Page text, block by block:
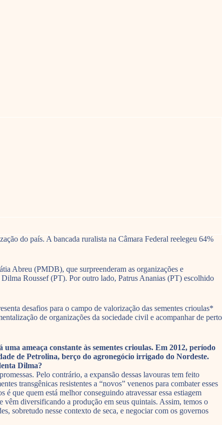
do país. A bancada ruralista na Câmara Federal reelegeu 64%
Abreu (PMDB), que surpreenderam as organizações e
Roussef (PT). Por outro lado, Patrus Ananias (PT) escolhido
desafios para o campo de valorização das sementes crioulas*
de organizações da sociedade civil e acompanhar de perto
ameaça constante às sementes crioulas. Em 2012, período
de Petrolina, berço do agronegócio irrigado do Nordeste.
Dilma?
Pelo contrário, a expansão dessas lavouras tem feito
transgênicas resistentes a “novos” venenos para combater esses
é que quem está melhor conseguindo atravessar essa estiagem
vêm diversificando a produção em seus quintais. Assim, temos o
sobretudo nesse contexto de seca, e negociar com os governos